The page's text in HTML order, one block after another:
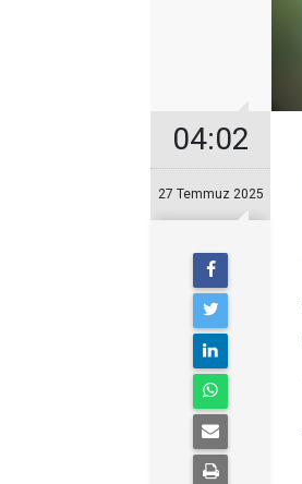
04:02
27 Temmuz 2025